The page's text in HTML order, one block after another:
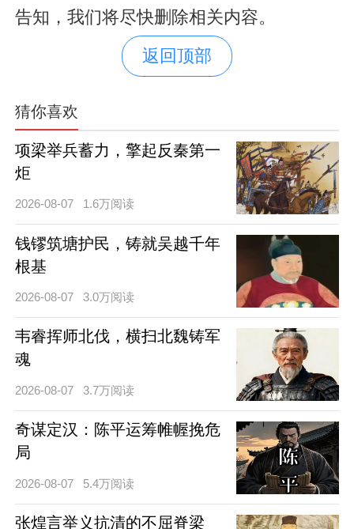
告知，我们将尽快删除相关内容。
返回顶部
猜你喜欢
项梁举兵蓄力，擎起反秦第一
炬
2026-08-07 1.6万阅读
钱镠筑塘护民，铸就吴越千年
根基
2026-08-07 3.0万阅读
韦睿挥师北伐，横扫北魏铸军
魂
2026-08-07 3.7万阅读
奇谋定汉：陈平运筹帷幄挽危
局
2026-08-07 5.4万阅读
张煌言举义抗清的不屈脊梁